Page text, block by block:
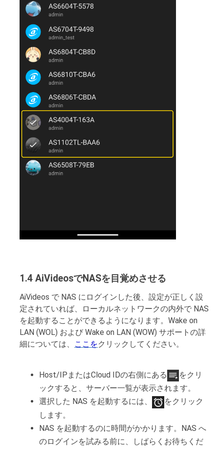
1.4 AiVideosでNASを目覚めさせる
AiVideos で NAS にログインした後、設定が正しく設
定されていれば、ローカルネットワークの内外で NAS
を起動することができるようになります。Wake on
LAN (WOL) および Wake on LAN (WOW) サポートの詳
細については、
ここをクリックしてください。
Host/IPまたはCloud IDの右側にある
をクリ
ックすると、サーバー一覧が表示されます。
選択した NAS を起動するには、
をクリック
します。
NAS を起動するのに時間がかかります。NAS へ
のログインを試みる前に、しばらくお待ちくだ